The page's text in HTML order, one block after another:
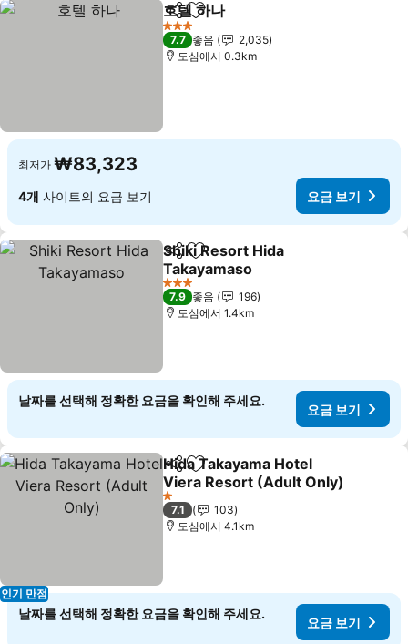
공유 즐겨찾기에 추가
호텔 하나
3 성급
7.7 좋음
2,035
도심에서 0.3km
최저가 ₩83,323
4개 사이트의 요금 보기 요금 보기
공유 즐겨찾기에 추가
Shiki Resort Hida
Takayamaso
요금 보기
3 성급
7.9 좋음
196
도심에서 1.4km
날짜를 선택해 정확한 요금을 확인해 주세요.
요금 보기
인기 만점
공유 즐겨찾기에 추가
Hida Takayama Hotel
Viera Resort (Adult Only)
요금 보기
1 성급
7.1
103
도심에서 4.1km
날짜를 선택해 정확한 요금을 확인해 주세요.
요금 보기